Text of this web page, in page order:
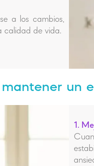
a los cambios,
calidad de vida.
un
1.